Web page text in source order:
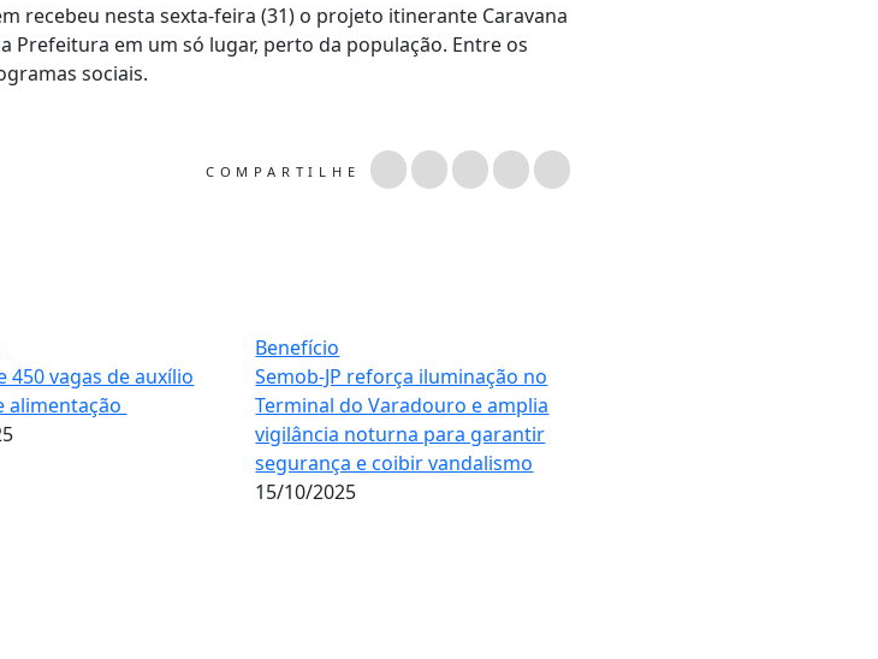
recebeu nesta sexta-feira (31) o projeto itinerante Caravana
Prefeitura em um só lugar, perto da população. Entre os
sociais.
COMPARTILHE
450 vagas de auxílio
alimentação
Benefício
Semob-JP reforça iluminação no
Terminal do Varadouro e amplia
vigilância noturna para garantir
segurança e coibir vandalismo
15/10/2025